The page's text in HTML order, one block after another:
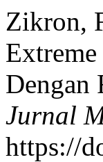
Zikron,
Jurnal
https://